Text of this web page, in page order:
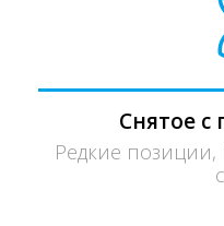
Снятое с
Редкие